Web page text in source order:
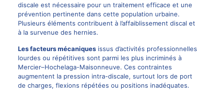
discale est nécessaire pour un traitement efficace et une
prévention pertinente dans cette population urbaine.
Plusieurs éléments contribuent à l’affaiblissement discal et
à la survenue des hernies.
Les facteurs mécaniquesissus d’activités professionnelles
lourdes ou répétitives sont parmi les plus incriminés à
Mercier–Hochelaga-Maisonneuve. Ces contraintes
augmentent la pression intra-discale, surtout lors de port
de charges, flexions répétées ou positions inadéquates.